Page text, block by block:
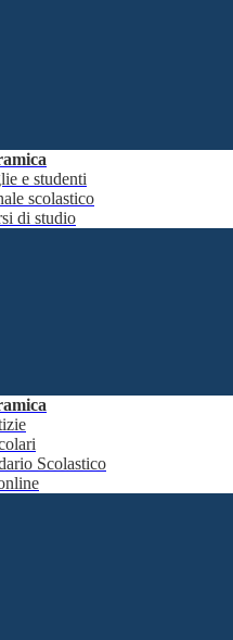
e studenti
scolastico
di studio
Scolastico